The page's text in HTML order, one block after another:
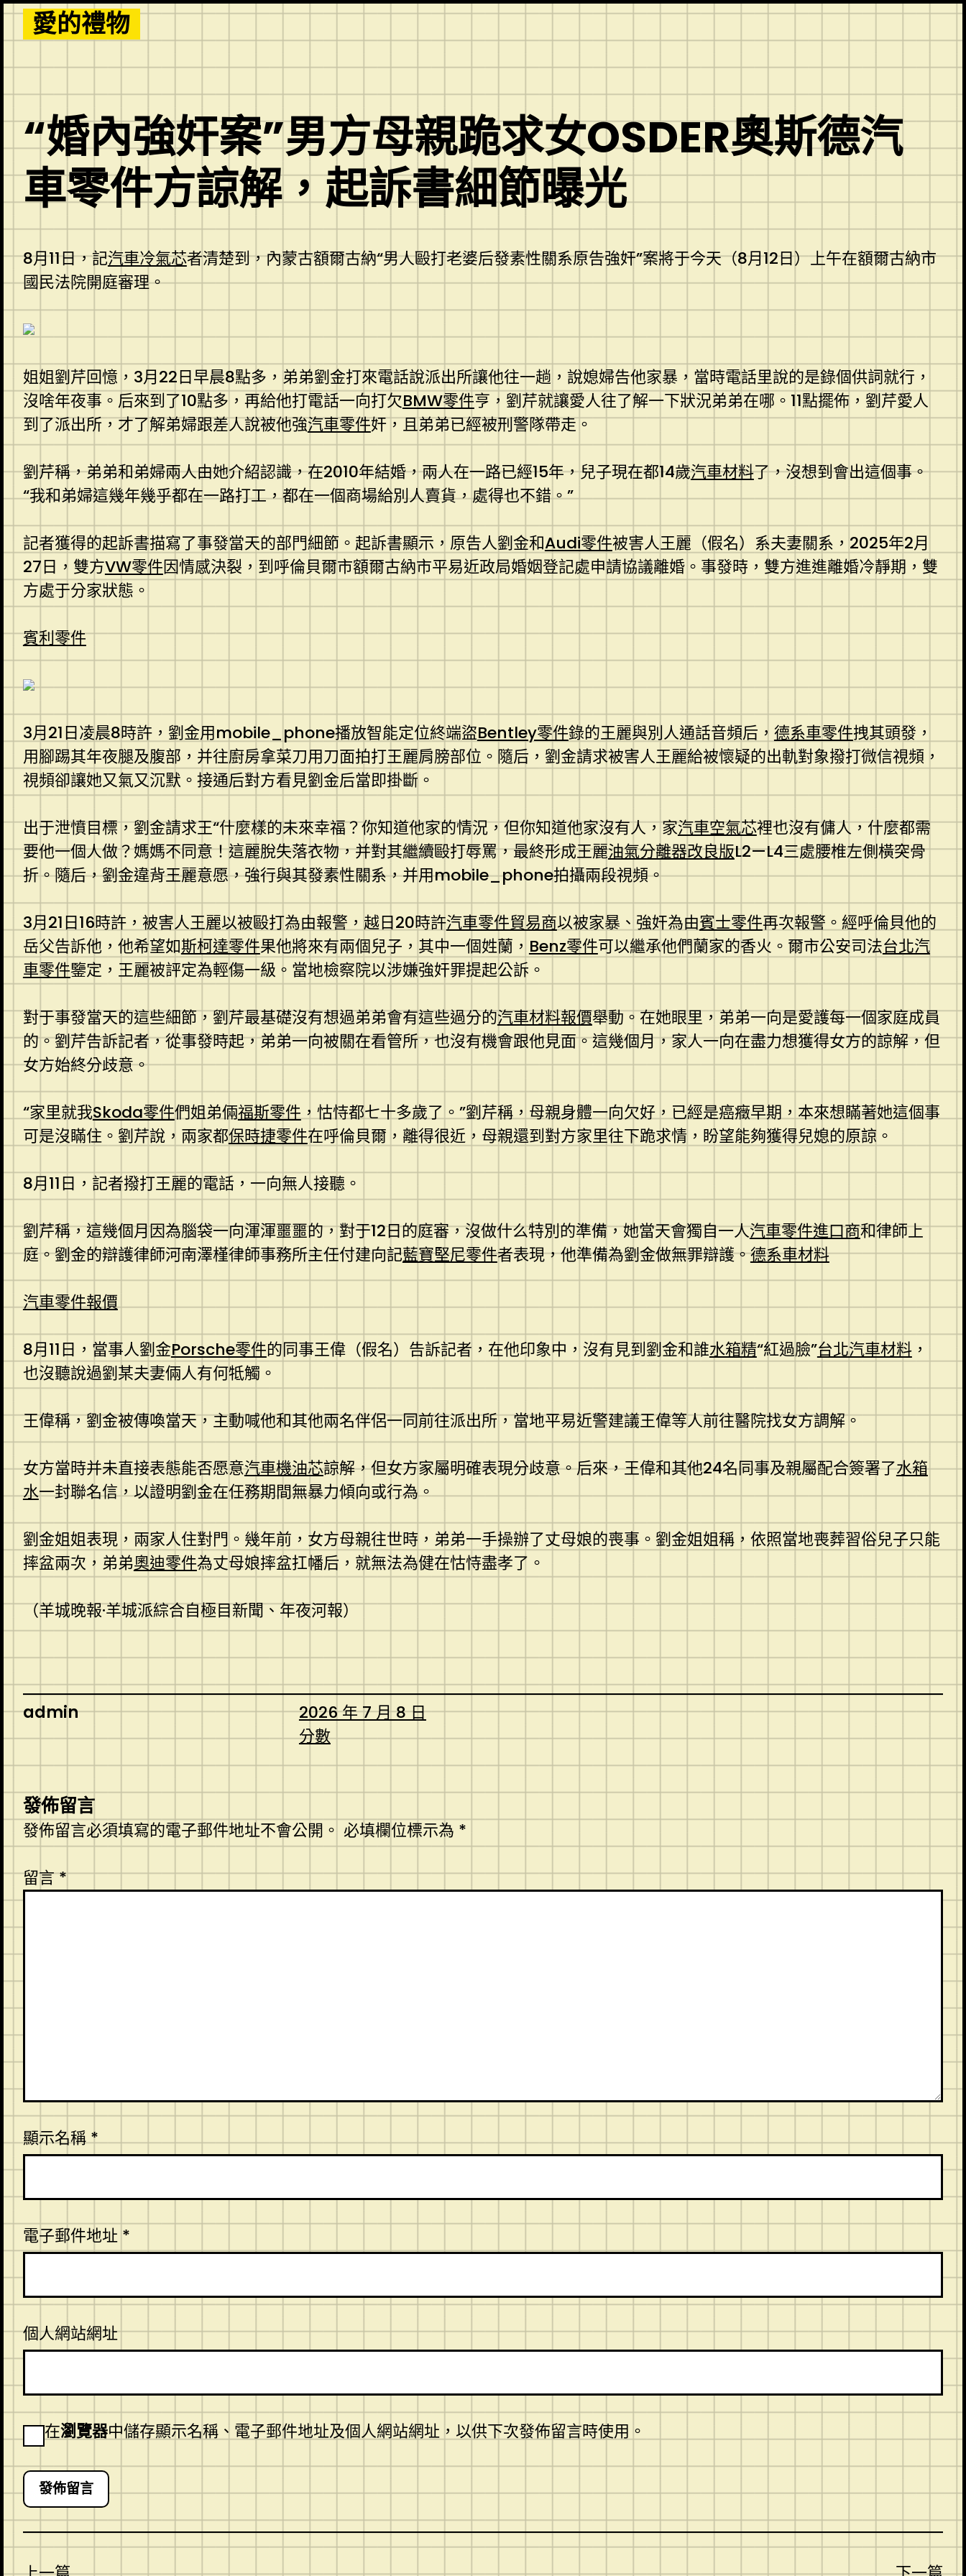
Skip
to
content
愛的禮物
“婚內強奸案”男方母親跪求女OSDER奧斯德汽
車零件方諒解，起訴書細節曝光
8月11日，記汽車冷氣芯者清楚到，內蒙古額爾古納“男人毆打老婆后發素性關系原告強奸”案將于今天（8月12日）上午在額爾古納市
國民法院開庭審理。
姐姐劉芹回憶，3月22日早晨8點多，弟弟劉金打來電話說派出所讓他往一趟，說媳婦告他家暴，當時電話里說的是錄個供詞就行，
沒啥年夜事。后來到了10點多，再給他打電話一向打欠BMW零件亨，劉芹就讓愛人往了解一下狀況弟弟在哪。11點擺佈，劉芹愛人
到了派出所，才了解弟婦跟差人說被他強汽車零件奸，且弟弟已經被刑警隊帶走。
劉芹稱，弟弟和弟婦兩人由她介紹認識，在2010年結婚，兩人在一路已經15年，兒子現在都14歲汽車材料了，沒想到會出這個事。
“我和弟婦這幾年幾乎都在一路打工，都在一個商場給別人賣貨，處得也不錯。”
記者獲得的起訴書描寫了事發當天的部門細節。起訴書顯示，原告人劉金和Audi零件被害人王麗（假名）系夫妻關系，2025年2月
27日，雙方VW零件因情感決裂，到呼倫貝爾市額爾古納市平易近政局婚姻登記處申請協議離婚。事發時，雙方進進離婚冷靜期，雙
方處于分家狀態。
賓利零件
3月21日凌晨8時許，劉金用mobile_phone播放智能定位終端盜Bentley零件錄的王麗與別人通話音頻后， 德系車零件拽其頭發，
用腳踢其年夜腿及腹部，并往廚房拿菜刀用刀面拍打王麗肩膀部位。隨后，劉金請求被害人王麗給被懷疑的出軌對象撥打微信視頻，
視頻卻讓她又氣又沉默。接通后對方看見劉金后當即掛斷。
出于泄憤目標，劉金請求王“什麼樣的未來幸福？你知道他家的情況，但你知道他家沒有人，家汽車空氣芯裡也沒有傭人，什麼都需
要他一個人做？媽媽不同意！這麗脫失落衣物，并對其繼續毆打辱罵，最終形成王麗油氣分離器改良版L2—L4三處腰椎左側橫突骨
折。隨后，劉金違背王麗意愿，強行與其發素性關系，并用mobile_phone拍攝兩段視頻。
3月21日16時許，被害人王麗以被毆打為由報警，越日20時許汽車零件貿易商以被家暴、強奸為由賓士零件再次報警。經呼倫貝他的
岳父告訴他，他希望如斯柯達零件果他將來有兩個兒子，其中一個姓蘭， Benz零件可以繼承他們蘭家的香火。爾市公安司法台北汽
車零件鑒定，王麗被評定為輕傷一級。當地檢察院以涉嫌強奸罪提起公訴。
對于事發當天的這些細節，劉芹最基礎沒有想過弟弟會有這些過分的汽車材料報價舉動。在她眼里，弟弟一向是愛護每一個家庭成員
的。劉芹告訴記者，從事發時起，弟弟一向被關在看管所，也沒有機會跟他見面。這幾個月，家人一向在盡力想獲得女方的諒解，但
女方始終分歧意。
“家里就我Skoda零件們姐弟倆福斯零件，怙恃都七十多歲了。”劉芹稱，母親身體一向欠好，已經是癌癥早期，本來想瞞著她這個事
可是沒瞞住。劉芹說，兩家都保時捷零件在呼倫貝爾，離得很近，母親還到對方家里往下跪求情，盼望能夠獲得兒媳的原諒。
8月11日，記者撥打王麗的電話，一向無人接聽。
劉芹稱，這幾個月因為腦袋一向渾渾噩噩的，對于12日的庭審，沒做什么特別的準備，她當天會獨自一人汽車零件進口商和律師上
庭。劉金的辯護律師河南澤槿律師事務所主任付建向記藍寶堅尼零件者表現，他準備為劉金做無罪辯護。德系車材料
汽車零件報價
8月11日，當事人劉金Porsche零件的同事王偉（假名）告訴記者，在他印象中，沒有見到劉金和誰水箱精“紅過臉”台北汽車材料，
也沒聽說過劉某夫妻倆人有何牴觸。
王偉稱，劉金被傳喚當天，主動喊他和其他兩名伴侶一同前往派出所，當地平易近警建議王偉等人前往醫院找女方調解。
女方當時并未直接表態能否愿意汽車機油芯諒解，但女方家屬明確表現分歧意。后來，王偉和其他24名同事及親屬配合簽署了水箱
水一封聯名信，以證明劉金在任務期間無暴力傾向或行為。
劉金姐姐表現，兩家人住對門。幾年前，女方母親往世時，弟弟一手操辦了丈母娘的喪事。劉金姐姐稱，依照當地喪葬習俗兒子只能
摔盆兩次，弟弟奧迪零件為丈母娘摔盆扛幡后，就無法為健在怙恃盡孝了。
（羊城晚報·羊城派綜合自極目新聞、年夜河報）
admin
2026 年 7 月 8 日
分數
發佈留言
發佈留言必須填寫的電子郵件地址不會公開。 必填欄位標示為 *
留言*
顯示名稱*
電子郵件地址 *
個人網站網址
在瀏覽器中儲存顯示名稱、電子郵件地址及個人網站網址，以供下次發佈留言時使用。